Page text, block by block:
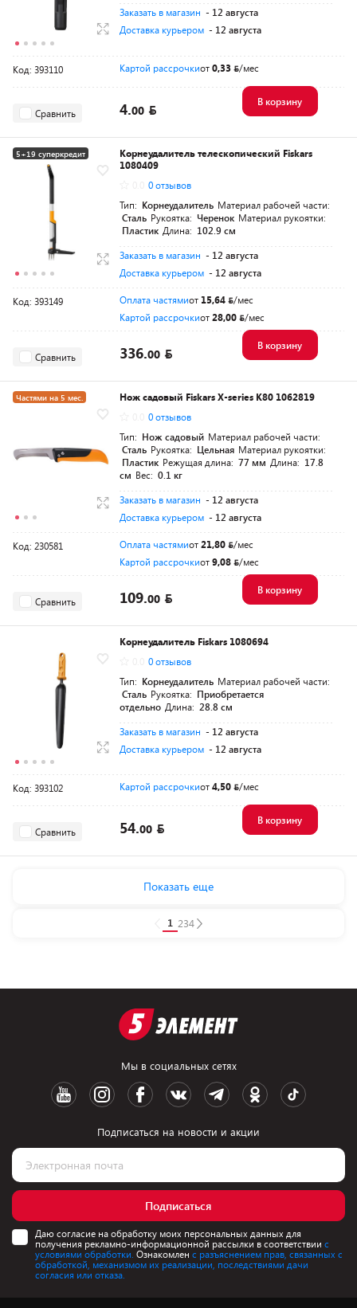
Заказать в магазин - 12 августа
Доставка курьером - 12 августа
Код: 393110 Картой рассрочкиот0,33 /мес
Сравнить 4.00
В корзину
5+19 суперкредит
Корнеудалитель телескопический Fiskars
1080409
0 отзывов
Тип: Корнеудалитель Материал рабочей части:
Сталь Рукоятка: Черенок Материал рукоятки:
Пластик Длина: 102.9 см
Заказать в магазин - 12 августа
Доставка курьером - 12 августа
Код: 393149 Оплата частямиот 15,64
/мес
Картой рассрочкиот28,00 /мес
Сравнить 336.00
В корзину
Частями на 5 мес.
Нож садовый Fiskars X-series K80 1062819
0 отзывов
Тип: Нож садовый Материал рабочей части:
Сталь Рукоятка: Цельная Материал рукоятки:
Пластик Режущая длина: 77 мм Длина: 17.8
см Вес: 0.1 кг
Заказать в магазин - 12 августа
Доставка курьером - 12 августа
Код: 230581 Оплата частямиот21,80
/мес
Картой рассрочкиот9,08 /мес
Сравнить 109.00
В корзину
Корнеудалитель Fiskars 1080694
0 отзывов
Тип: Корнеудалитель Материал рабочей части:
Сталь Рукоятка: Приобретается
отдельно Длина: 28.8 см
Заказать в магазин - 12 августа
Доставка курьером - 12 августа
Код: 393102 Картой рассрочкиот4,50 /мес
Сравнить 54.00
В корзину
Показать еще
1 234
Мы в социальных сетях
Подписаться на новости и акции
Подписаться
Даю согласие на обработку моих персональных данных для
получения рекламно-информационной рассылки в соответствии с
условиями обработки. Ознакомлен с разъяснением прав, связанных с
обработкой, механизмом их реализации, последствиями дачи
согласия или отказа.